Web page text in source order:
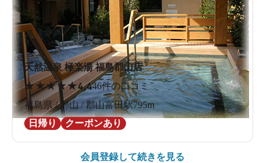
天然温泉 極楽湯 福島郡山店
★★★★★4.446件の口コミ
福島県 / 郡山 / 郡山富田駅795m
日帰り
クーポンあり
会員登録して続きを見る